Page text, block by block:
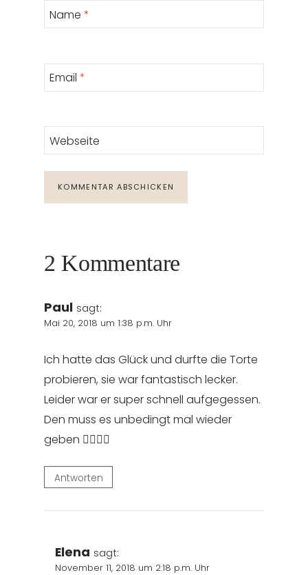
Name *
Email *
Webseite
2 Kommentare
Paul sagt:
Mai 20, 2018 um 1:38 p.m. Uhr
Ich hatte das Glück und durfte die Torte
probieren, sie war fantastisch lecker.
Leider war er super schnell aufgegessen.
Den muss es unbedingt mal wieder
geben 👍🏻👍🏻
Antworten
Elena sagt:
November 11, 2018 um 2:18 p.m. Uhr